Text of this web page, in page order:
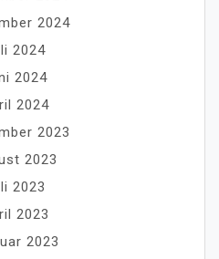
2024
2024
2024
2024
2023
2023
2023
2023
2023